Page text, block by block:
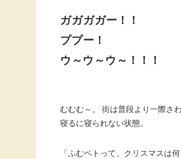
ガガガガー！！
ププー！
ウ～ウ～ウ～！！！
むむむ～。 街は普段より一際さわ
寝るに寝られない状態。
「ふむベトって、クリスマスは